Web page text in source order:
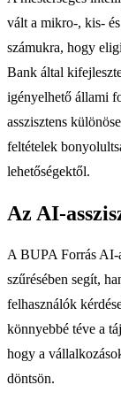
vált a mikro-, kis-
számukra, hogy
Bank által
igényelhető állami
asszisztens
feltételek
lehetőségektől.
Az AI-
A BUPA Forrás AI-
szűrésében segít,
felhasználók
könnyebbé téve a
hogy a
döntsön.